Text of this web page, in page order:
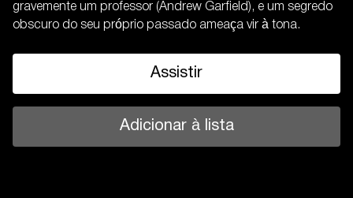
gravemente um professor (Andrew Garfield), e um segredo
obscuro do seu próprio passado ameaça vir à tona.
Assistir
Adicionar à lista